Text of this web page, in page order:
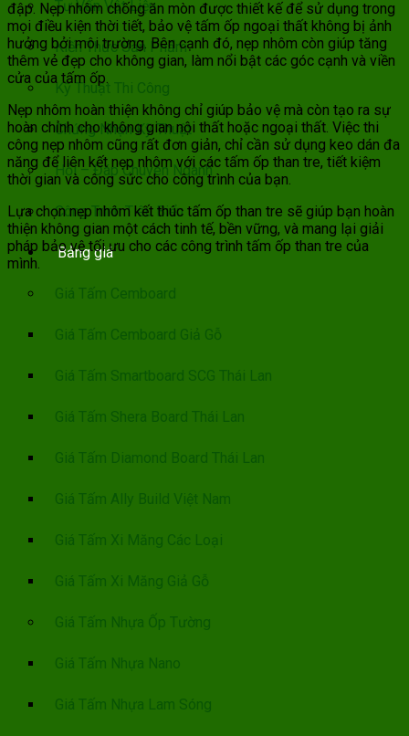
Tư Vấn Vật Liệu
Kiến Thức Sản Phẩm
Kỹ Thuật Thi Công
Chứng Nhận Kỹ Thuật
Hỏi – Đáp Chuyên Ngành
Công Trình Tiêu Biểu
Bảng giá
Giá Tấm Cemboard
Giá Tấm Cemboard Giả Gỗ
Giá Tấm Smartboard SCG Thái Lan
Giá Tấm Shera Board Thái Lan
Giá Tấm Diamond Board Thái Lan
Giá Tấm Ally Build Việt Nam
Giá Tấm Xi Măng Các Loại
Giá Tấm Xi Măng Giả Gỗ
Giá Tấm Nhựa Ốp Tường
Giá Tấm Nhựa Nano
Giá Tấm Nhựa Lam Sóng
đập. Nẹp nhôm chống ăn mòn được thiết kế để sử dụng trong
mọi điều kiện thời tiết, bảo vệ tấm ốp ngoại thất không bị ảnh
hưởng bởi môi trường. Bên cạnh đó, nẹp nhôm còn giúp tăng
thêm vẻ đẹp cho không gian, làm nổi bật các góc cạnh và viền
cửa của tấm ốp.
Nẹp nhôm hoàn thiện không chỉ giúp bảo vệ mà còn tạo ra sự
hoàn chỉnh cho không gian nội thất hoặc ngoại thất. Việc thi
công nẹp nhôm cũng rất đơn giản, chỉ cần sử dụng keo dán đa
năng để liên kết nẹp nhôm với các tấm ốp than tre, tiết kiệm
thời gian và công sức cho công trình của bạn.
Lựa chọn nẹp nhôm kết thúc tấm ốp than tre sẽ giúp bạn hoàn
thiện không gian một cách tinh tế, bền vững, và mang lại giải
pháp bảo vệ tối ưu cho các công trình tấm ốp than tre của
mình.